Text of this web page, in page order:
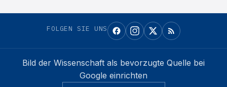
FOLGEN SIE UNS
Bild der Wissenschaft als bevorzugte Quelle bei
Google einrichten